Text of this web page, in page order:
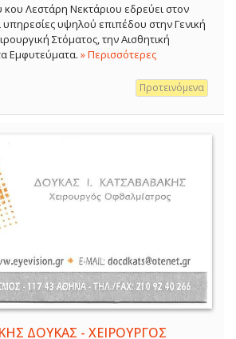
κου Λεστάρη Νεκτάριου εδρεύει στον
υπηρεσίες υψηλού επιπέδου στην Γενική
Στόματος, την Αισθητική
Εμφυτεύματα. » Περισσότερες
Προτεινόμενα
ΔΟΥΚΑΣ - ΧΕΙΡΟΥΡΓΟΣ